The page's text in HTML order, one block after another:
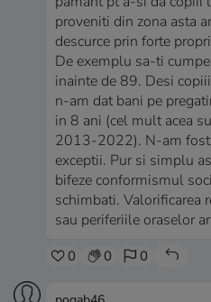
proveniti din zona asta
descurce prin forte
De exemplu sa-ti
inainte de 89. Desi
n-am dat bani pe
in 8 ani (cel mult acea
2013-2022). N-am
exceptii. Pur si simplu
bifeze conformismul
schimbati. Valorificarea
sau periferiile oraselor
0 0 0